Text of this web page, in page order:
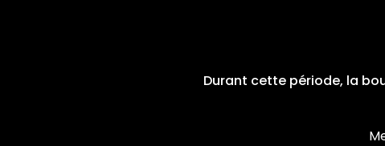
Durant cette période, la